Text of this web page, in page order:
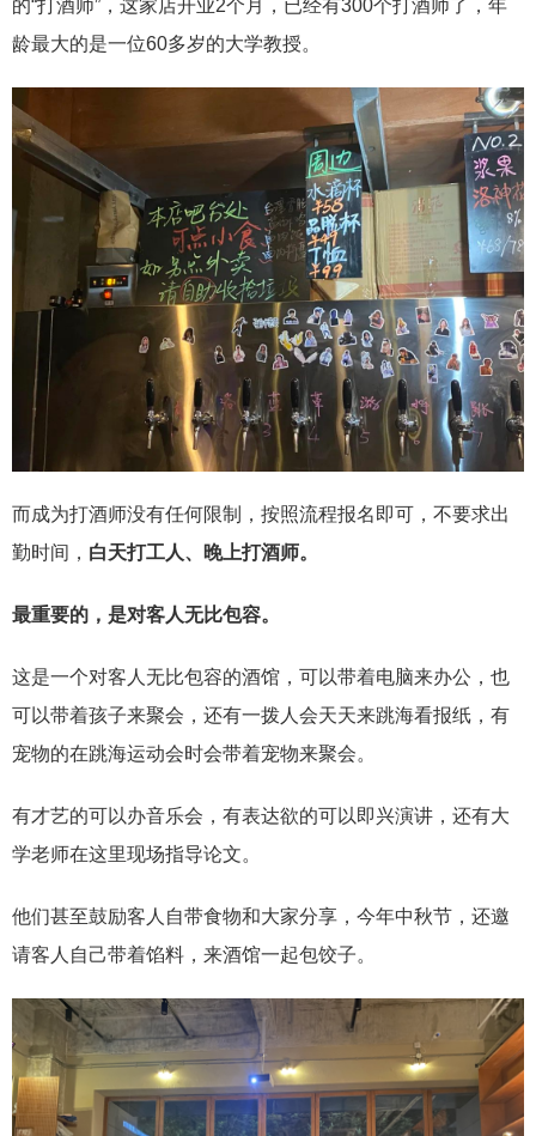
的“打酒师”，这家店开业2个月，已经有300个打酒师了，年
龄最大的是一位60多岁的大学教授。
而成为打酒师没有任何限制，按照流程报名即可，不要求出
勤时间， 白天打工人、晚上打酒师。
最重要的，是对客人无比包容。
这是一个对客人无比包容的酒馆，可以带着电脑来办公，也
可以带着孩子来聚会，还有一拨人会天天来跳海看报纸，有
宠物的在跳海运动会时会带着宠物来聚会。
有才艺的可以办音乐会，有表达欲的可以即兴演讲，还有大
学老师在这里现场指导论文。
他们甚至鼓励客人自带食物和大家分享，今年中秋节，还邀
请客人自己带着馅料，来酒馆一起包饺子。